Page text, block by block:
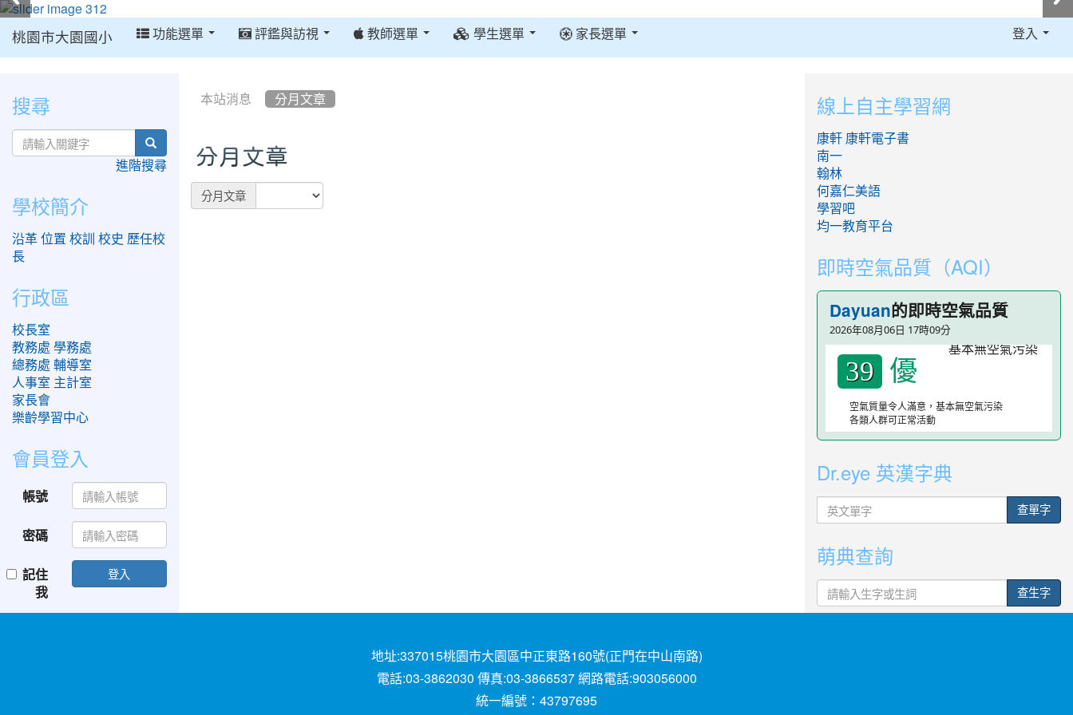
桃園市大園國小 功能選單 評鑑與訪視 教師選單 學生選單 家長選單 登入
本站消息 分月文章
分月文章
分月文章 Preference
:::
搜尋
進階搜尋
學校簡介
沿革 位置 校訓 校史 歷任校
長
行政區
校長室
教務處 學務處
總務處 輔導室
人事室 主計室
家長會
樂齡學習中心
會員登入
帳號
密碼
記住
我
登入
:::
線上自主學習網
康軒 康軒電子書
南一
翰林
何嘉仁美語
學習吧
均一教育平台
即時空氣品質（AQI）
Dayuan的即時空氣品質
2026年08月06日 17時09分
39 優
空氣質量令人滿意，基本無空氣污染
各類人群可正常活動
Dr.eye 英漢字典
英
文
字
查單字
萌典查詢
查生字
地址:337015桃園市大園區中正東路160號(正門在中山南路)
電話:03-3862030 傳真:03-3866537 網路電話:903056000
統一編號：43797695